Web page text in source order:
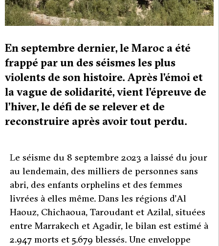
En septembre dernier, le Maroc a été
frappé par un des séismes les plus
violents de son histoire. Après l’émoi et
la vague de solidarité, vient l’épreuve de
l’hiver, le défi de se relever et de
reconstruire après avoir tout perdu.
Le séisme du 8 septembre 2023 a laissé du jour
au lendemain, des milliers de personnes sans
abri, des enfants orphelins et des femmes
livrées à elles même. Dans les régions d’Al
Haouz, Chichaoua, Taroudant et Azilal, situées
entre Marrakech et Agadir, le bilan est estimé à
2.947 morts et 5.679 blessés. Une enveloppe